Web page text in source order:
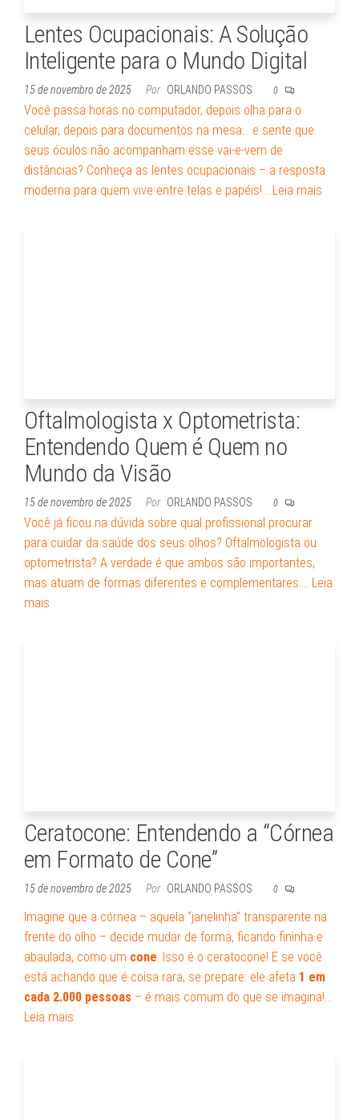
Lentes Ocupacionais: A Solução
Inteligente para o Mundo Digital
15 de novembro de 2025 Por ORLANDO PASSOS 0
Você passa horas no computador, depois olha para o
celular, depois para documentos na mesa… e sente que
seus óculos não acompanham esse vai-e-vem de
distâncias? Conheça as lentes ocupacionais – a resposta
moderna para quem vive entre telas e papéis!… Leia mais
Oftalmologista x Optometrista:
Entendendo Quem é Quem no
Mundo da Visão
15 de novembro de 2025 Por ORLANDO PASSOS 0
Você já ficou na dúvida sobre qual profissional procurar
para cuidar da saúde dos seus olhos? Oftalmologista ou
optometrista? A verdade é que ambos são importantes,
mas atuam de formas diferentes e complementares.… Leia
mais
Ceratocone: Entendendo a “Córnea
em Formato de Cone”
15 de novembro de 2025 Por ORLANDO PASSOS 0
Imagine que a córnea – aquela “janelinha” transparente na
frente do olho – decide mudar de forma, ficando fininha e
abaulada, como um cone. Isso é o ceratocone! E se você
está achando que é coisa rara, se prepare: ele afeta 1 em
cada 2.000 pessoas – é mais comum do que se imagina!…
Leia mais